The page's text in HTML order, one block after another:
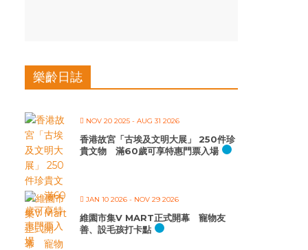
樂齡日誌
NOV 20 2025 - AUG 31 2026
香港故宮「古埃及文明大展」 250件珍
貴文物 滿60歲可享特惠門票入場
JAN 10 2026 - NOV 29 2026
維園市集V MART正式開幕 寵物友
善、設毛孩打卡點